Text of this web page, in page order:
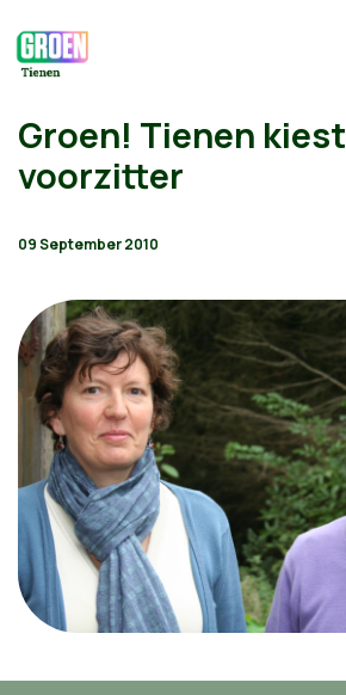
Groen! Tienen kiest
voorzitter
09 September 2010